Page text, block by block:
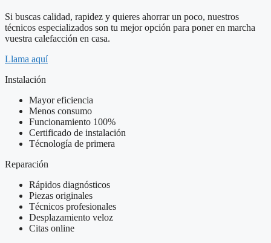
Si buscas calidad, rapidez y quieres ahorrar un poco, nuestros
técnicos especializados son tu mejor opción para poner en marcha
vuestra calefacción en casa.
Llama aquí
Instalación
Mayor eficiencia
Menos consumo
Funcionamiento 100%
Certificado de instalación
Técnología de primera
Reparación
Rápidos diagnósticos
Piezas originales
Técnicos profesionales
Desplazamiento veloz
Citas online